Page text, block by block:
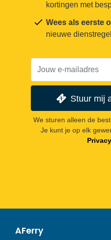
kortingen met
Wees als eerste
nieuwe
Stuur mij
We sturen alleen de
Je kunt je op elk
AFerry